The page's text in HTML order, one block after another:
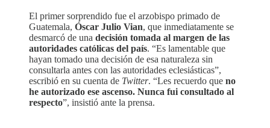
El primer sorprendido fue el arzobispo primado de
Guatemala, Óscar Julio Vian, que inmediatamente se
desmarcó de una decisión tomada al margen de las
autoridades católicas del país. “Es lamentable que
hayan tomado una decisión de esa naturaleza sin
consultarla antes con las autoridades eclesiásticas”,
escribió en su cuenta de Twitter. “Les recuerdo que no
he autorizado ese ascenso. Nunca fui consultado al
respecto”, insistió ante la prensa.